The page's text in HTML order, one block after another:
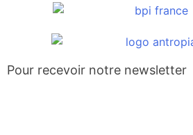
Pour recevoir notre newsletter